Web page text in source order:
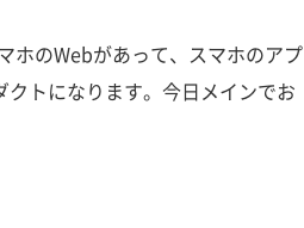
ホのWebがあって、スマホのアプ
トになります。今日メインでお